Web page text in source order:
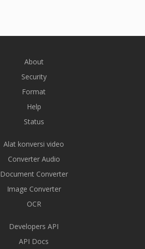
About
Security
Format
Help
Status
Alat konversi video
Converter Audio
Document Converter
Image Converter
OCR
Developers API
API Docs